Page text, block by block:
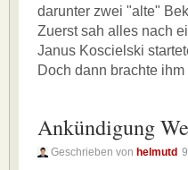
darunter zwei "alte"
Zuerst sah alles nach
Janus Koscielski
Doch dann brachte
Ankündigung
Geschrieben von helmutd